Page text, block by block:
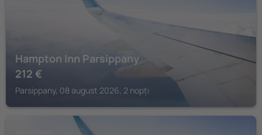
Hampton Inn Parsippany
212 €
Parsippany, 08 august 2026, 2 nopți